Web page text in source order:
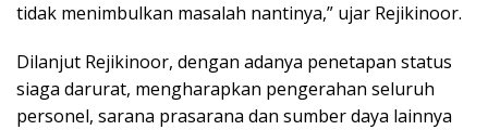
tidak menimbulkan masalah nantinya,” ujar Rejikinoor.
Dilanjut Rejikinoor, dengan adanya penetapan status
siaga darurat, mengharapkan pengerahan seluruh
personel, sarana prasarana dan sumber daya lainnya